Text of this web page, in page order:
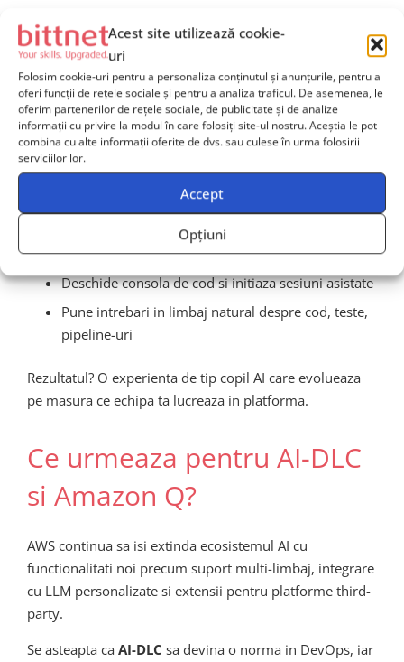
Acest site utilizează cookie-
uri
Folosim cookie-uri pentru a personaliza conținutul și anunțurile, pentru a
oferi funcții de rețele sociale și pentru a analiza traficul. De asemenea, le
oferim partenerilor de rețele sociale, de publicitate și de analize
informații cu privire la modul în care folosiți site-ul nostru. Aceștia le pot
combina cu alte informații oferite de dvs. sau culese în urma folosirii
serviciilor lor.
Accept
Opțiuni
Practic: Cum se utilizeaza
Amazon Q in CodeCatalyst?
AWS CodeCatalyst este o platforma all-in-one pentru
dezvoltare software si Amazon Q este disponibil direct
din interfata.
Pasii principali:
Activeaza Amazon Q din zona de AI Assistants
Deschide consola de cod si initiaza sesiuni asistate
Pune intrebari in limbaj natural despre cod, teste,
pipeline-uri
Rezultatul? O experienta de tip copil AI care evolueaza
pe masura ce echipa ta lucreaza in platforma.
Ce urmeaza pentru AI-DLC
si Amazon Q?
AWS continua sa isi extinda ecosistemul AI cu
functionalitati noi precum suport multi-limbaj, integrare
cu LLM personalizate si extensii pentru platforme third-
party.
Se asteapta ca AI-DLC sa devina o norma in DevOps, iar